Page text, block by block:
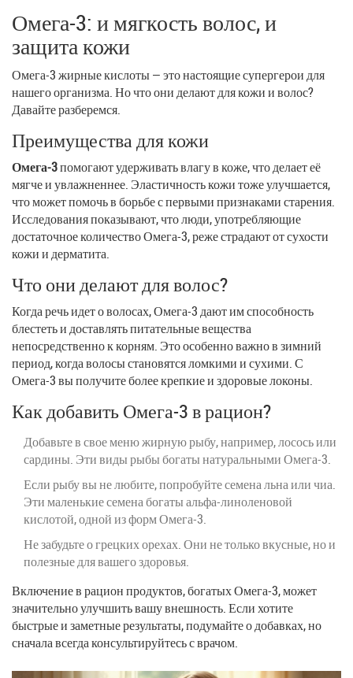
Омега-3: и мягкость волос, и
защита кожи
Омега-3 жирные кислоты — это настоящие супергерои для
нашего организма. Но что они делают для кожи и волос?
Давайте разберемся.
Преимущества для кожи
Омега-3помогают удерживать влагу в коже, что делает её
мягче и увлажненнее. Эластичность кожи тоже улучшается,
что может помочь в борьбе с первыми признаками старения.
Исследования показывают, что люди, употребляющие
достаточное количество Омега-3, реже страдают от сухости
кожи и дерматита.
Что они делают для волос?
Когда речь идет о волосах, Омега-3 дают им способность
блестеть и доставлять питательные вещества
непосредственно к корням. Это особенно важно в зимний
период, когда волосы становятся ломкими и сухими. С
Омега-3 вы получите более крепкие и здоровые локоны.
Как добавить Омега-3 в рацион?
Добавьте в свое меню жирную рыбу, например, лосось или
сардины. Эти виды рыбы богаты натуральными Омега-3.
Если рыбу вы не любите, попробуйте семена льна или чиа.
Эти маленькие семена богаты альфа-линоленовой
кислотой, одной из форм Омега-3.
Не забудьте о грецких орехах. Они не только вкусные, но и
полезные для вашего здоровья.
Включение в рацион продуктов, богатых Омега-3, может
значительно улучшить вашу внешность. Если хотите
быстрые и заметные результаты, подумайте о добавках, но
сначала всегда консультируйтесь с врачом.